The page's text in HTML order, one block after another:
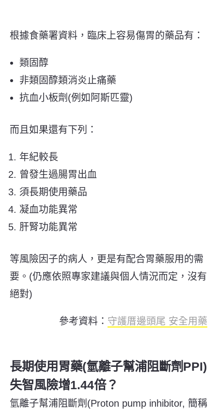
根據食藥署資料，臨床上容易傷胃的藥品有：​
類固醇
非類固醇類消炎止痛藥
抗血小板劑(例如阿斯匹靈)
而且如果還有下列：
年紀較長
曾發生過腸胃出血
須長期使用藥品
凝血功能異常
肝腎功能異常
等風險因子的病人，更是有配合胃藥服用的需
要。(仍應依照專家建議與個人情況而定，沒有
絕對)
參考資料： 守護厝邊頭尾 安全用藥
長期使用胃藥(氫離子幫浦阻斷劑PPI)
失智風險增1.44倍？
氫離子幫浦阻斷劑 (Proton pump inhibitor, 簡稱